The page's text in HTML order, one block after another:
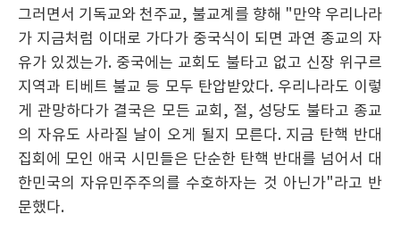
그러면서 기독교와 천주교, 불교계를 향해 "만약 우리나라
가 지금처럼 이대로 가다가 중국식이 되면 과연 종교의 자
유가 있겠는가. 중국에는 교회도 불타고 없고 신장 위구르
지역과 티베트 불교 등 모두 탄압받았다. 우리나라도 이렇
게 관망하다가 결국은 모든 교회, 절, 성당도 불타고 종교
의 자유도 사라질 날이 오게 될지 모른다. 지금 탄핵 반대
집회에 모인 애국 시민들은 단순한 탄핵 반대를 넘어서 대
한민국의 자유민주주의를 수호하자는 것 아닌가"라고 반
문했다.